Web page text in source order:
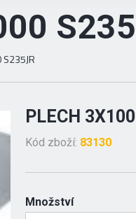
PLECH
Kód zboží: 83130
Množství